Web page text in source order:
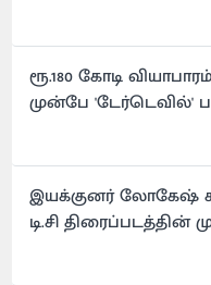
ரூ.180 கோடி
முன்பே 'டேர்டெவில்'
இயக்குனர் லோகேஷ்
டி.சி திரைப்படத்தின்